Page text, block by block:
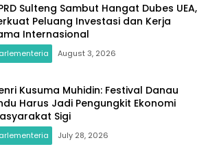
Sulteng Sambut Hangat Dubes UEA,
Peluang Investasi dan Kerja
Internasional
August 3, 2026
Kusuma Muhidin: Festival Danau
Harus Jadi Pengungkit Ekonomi
Sigi
July 28, 2026